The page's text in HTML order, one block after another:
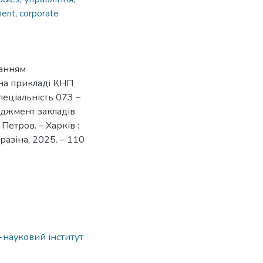
, corporate
прикладі КНП
073 –
закладів
– Харків :
2025. – 110
інститут